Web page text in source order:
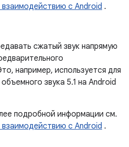
с Android .
сжатый звук напрямую
например, используется для
звука 5.1 на Android
подробной информации см.
с Android .